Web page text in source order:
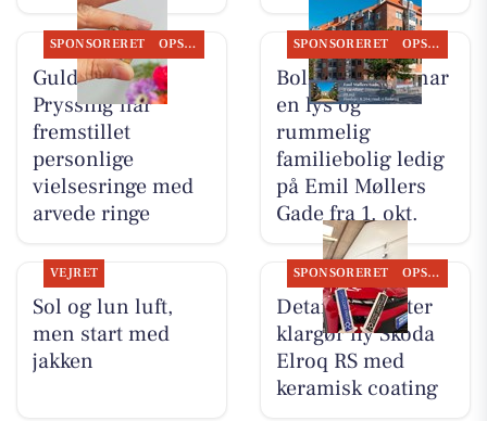
SPONSORERET OPSLAGSTAVLEN
Guldsmed
Pryssing har
fremstillet
personlige
vielsesringe med
arvede ringe
SPONSORERET OPSLAGSTAVLEN
Bolig Horsens har
en lys og
rummelig
familiebolig ledig
på Emil Møllers
Gade fra 1. okt.
VEJRET
Sol og lun luft,
men start med
jakken
SPONSORERET OPSLAGSTAVLEN
Detailing Center
klargør ny Skoda
Elroq RS med
keramisk coating